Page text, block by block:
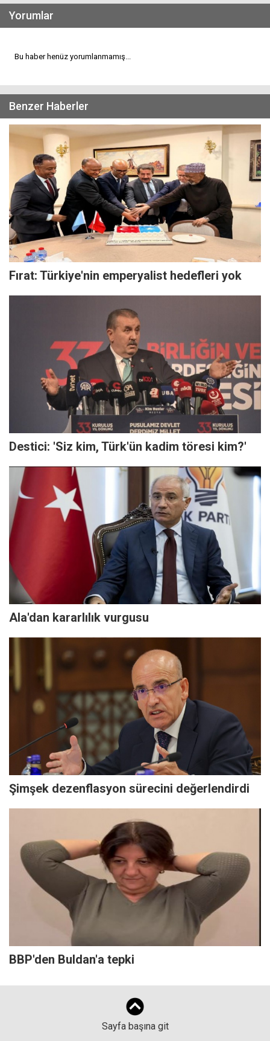
Yorumlar
Bu haber henüz yorumlanmamış...
Benzer Haberler
Fırat: Türkiye'nin emperyalist hedefleri yok
Destici: 'Siz kim, Türk'ün kadim töresi kim?'
Ala'dan kararlılık vurgusu
Şimşek dezenflasyon sürecini değerlendirdi
BBP'den Buldan'a tepki
Sayfa başına git